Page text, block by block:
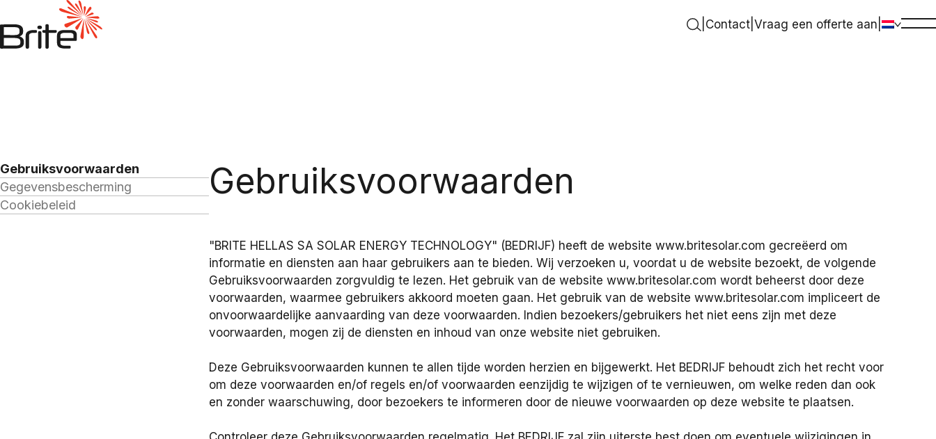
Contact Vraag een offerte aan
Gebruiksvoorwaarden
Gegevensbescherming
Cookiebeleid
Gebruiksvoorwaarden
"BRITE HELLAS SA SOLAR ENERGY TECHNOLOGY" (BEDRIJF) heeft de website www.britesolar.com gecreëerd om
informatie en diensten aan haar gebruikers aan te bieden. Wij verzoeken u, voordat u de website bezoekt, de volgende
Gebruiksvoorwaarden zorgvuldig te lezen. Het gebruik van de website www.britesolar.com wordt beheerst door deze
voorwaarden, waarmee gebruikers akkoord moeten gaan. Het gebruik van de website www.britesolar.com impliceert de
onvoorwaardelijke aanvaarding van deze voorwaarden. Indien bezoekers/gebruikers het niet eens zijn met deze
voorwaarden, mogen zij de diensten en inhoud van onze website niet gebruiken.
Deze Gebruiksvoorwaarden kunnen te allen tijde worden herzien en bijgewerkt. Het BEDRIJF behoudt zich het recht voor
om deze voorwaarden en/of regels en/of voorwaarden eenzijdig te wijzigen of te vernieuwen, om welke reden dan ook
en zonder waarschuwing, door bezoekers te informeren door de nieuwe voorwaarden op deze website te plaatsen.